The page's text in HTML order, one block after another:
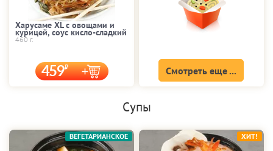
Харусаме XL с овощами и
курицей, соус кисло-сладкий
460 г.
459 Смотреть еще ...
Супы
ВЕГЕТАРИАНСКОЕ ХИТ!